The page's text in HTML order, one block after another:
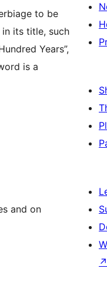
to be
its title, such
Years”,
is a
and on
↗